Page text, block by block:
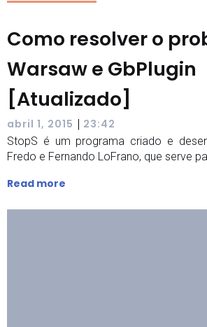
Como resolver o
Warsaw e GbPlugin
[Atualizado]
abril 1, 2015 | 23:42
StopS é um programa criado e
Fredo e Fernando LoFrano, que serve
Read more